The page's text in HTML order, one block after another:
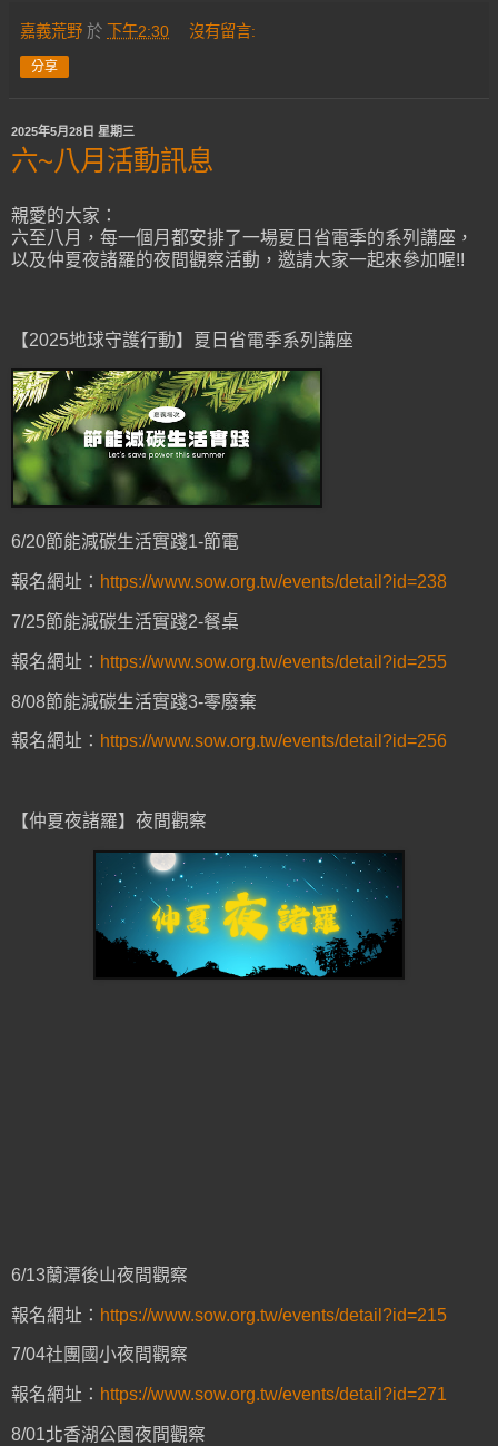
嘉義荒野 於 下午2:30 沒有留言:
分享
2025年5月28日 星期三
六~八月活動訊息
親愛的大家：
六至八月，每一個月都安排了一場夏日省電季的系列講座，
以及仲夏夜諸羅的夜間觀察活動，邀請大家一起來參加喔!!
【2025地球守護行動】夏日省電季系列講座
6/20節能減碳生活實踐1-節電
報名網址： https://www.sow.org.tw/events/detail?id=238
7/25節能減碳生活實踐2-餐桌
報名網址： https://www.sow.org.tw/events/detail?id=255
8/08節能減碳生活實踐3-零廢棄
報名網址： https://www.sow.org.tw/events/detail?id=256
【仲夏夜諸羅】夜間觀察
6/13蘭潭後山夜間觀察
報名網址： https://www.sow.org.tw/events/detail?id=215
7/04社團國小夜間觀察
報名網址： https://www.sow.org.tw/events/detail?id=271
8/01北香湖公園夜間觀察